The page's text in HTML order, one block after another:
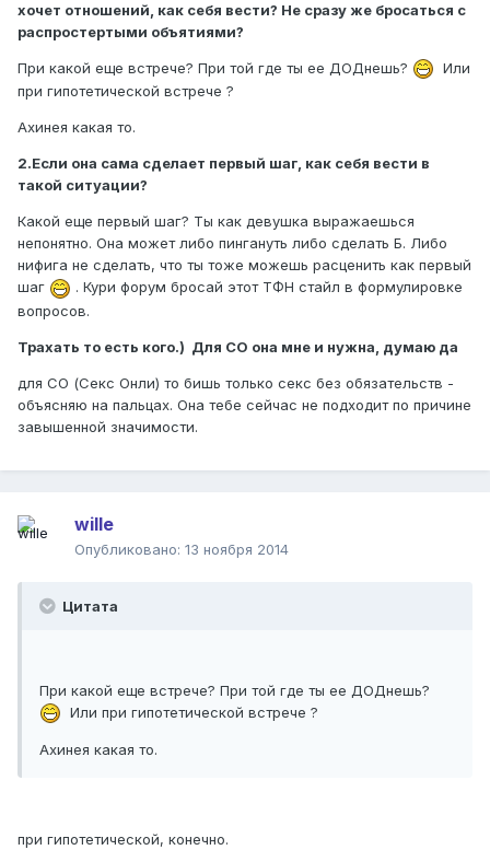
хочет отношений, как себя вести? Не сразу же бросаться с
распростертыми объятиями?
При какой еще встрече? При той где ты ее ДОДнешь?
Или
при гипотетической встрече ?
Ахинея какая то.
2.Если она сама сделает первый шаг, как себя вести в
такой ситуации?
Какой еще первый шаг? Ты как девушка выражаешься
непонятно. Она может либо пингануть либо сделать Б. Либо
нифига не сделать, что ты тоже можешь расценить как первый
шаг
. Кури форум бросай этот ТФН стайл в формулировке
вопросов.
Трахать то есть кого.) Для СО она мне и нужна, думаю да
для СО (Секс Онли) то бишь только секс без обязательств -
объясняю на пальцах. Она тебе сейчас не подходит по причине
завышенной значимости.
wille
Опубликовано: 13 ноября 2014
Цитата
При какой еще встрече? При той где ты ее ДОДнешь?
Или при гипотетической встрече ?
Ахинея какая то.
при гипотетической, конечно.